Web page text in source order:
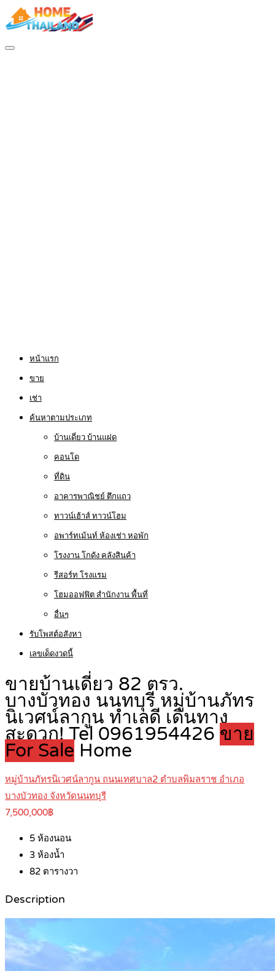
หน้าแรก
ขาย
เช่า
ค้นหาตามประเภท
บ้านเดี่ยว บ้านแฝด
คอนโด
ที่ดิน
อาคารพาณิชย์ ตึกแถว
ทาวน์เฮ้าส์ ทาวน์โฮม
อพาร์ทเม้นท์ ห้องเช่า หอพัก
โรงงาน โกดัง คลังสินค้า
รีสอร์ท โรงแรม
โฮมออฟฟิต สำนักงาน พื้นที่
อื่นๆ
รับโพสต์อสังหา
เลขเด็ดงวดนี้
ขายบ้านเดี่ยว 82 ตรว.
บางบัวทอง นนทบุรี หมู่บ้านภัทร
นิเวศน์ลากูน ทำเลดี เดินทาง
สะดวก! Tel 0961954426 ขาย
For Sale Home
หมู่บ้านภัทรนิเวศน์ลากูน ถนนเทศบาล2 ตำบลพิมลราช อำเภอ
บางบัวทอง จังหวัดนนทบุรี
7,500,000฿
5 ห้องนอน
3 ห้องน้ำ
82 ตารางวา
Description